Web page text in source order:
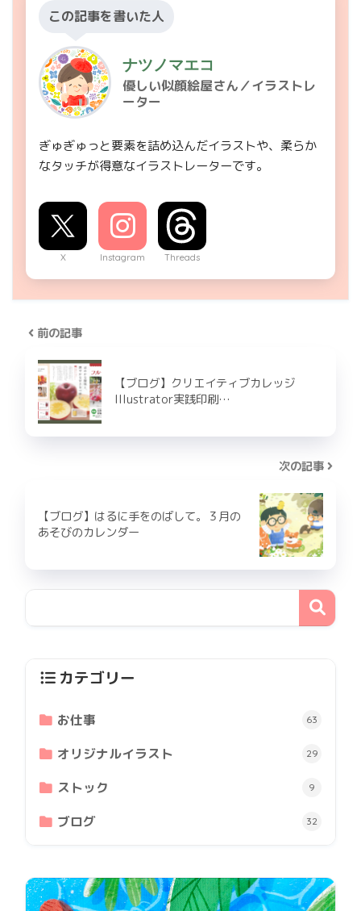
この記事を書いた人
ナツノマエコ
優しい似顔絵屋さん／イラストレ
ーター
ぎゅぎゅっと要素を詰め込んだイラストや、柔らか
なタッチが得意なイラストレーターです。
X Instagram Threads
前の記事
【ブログ】クリエイティブカレッジ
Illustrator実践印刷…
次の記事
【ブログ】はるに手をのばして。３月の
あそびのカレンダー
カテゴリー
お仕事 63
オリジナルイラスト 29
ストック 9
ブログ 32